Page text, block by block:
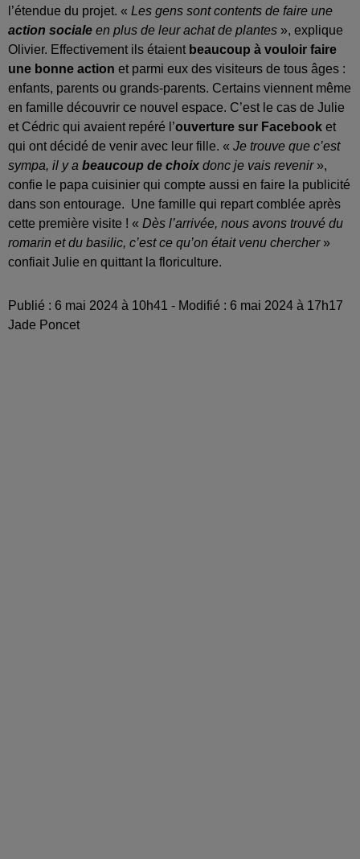
l’étendue du projet. « Les gens sont contents de faire une
action sociale en plus de leur achat de plantes », explique
Olivier. Effectivement ils étaient beaucoup à vouloir faire
une bonne action et parmi eux des visiteurs de tous âges :
enfants, parents ou grands-parents. Certains viennent même
en famille découvrir ce nouvel espace. C’est le cas de Julie
et Cédric qui avaient repéré l’ouverture sur Facebook et
qui ont décidé de venir avec leur fille. « Je trouve que c’est
sympa, il y a beaucoup de choix donc je vais revenir»,
confie le papa cuisinier qui compte aussi en faire la publicité
dans son entourage. Une famille qui repart comblée après
cette première visite ! « Dès l’arrivée, nous avons trouvé du
romarin et du basilic, c’est ce qu’on était venu chercher»
confiait Julie en quittant la floriculture.
Publié : 6 mai 2024 à 10h41 - Modifié : 6 mai 2024 à 17h17
Jade Poncet